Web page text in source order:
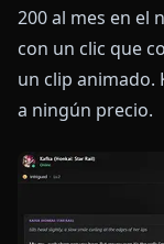
200 al mes en el
con un clic que
un clip
a ningún precio.